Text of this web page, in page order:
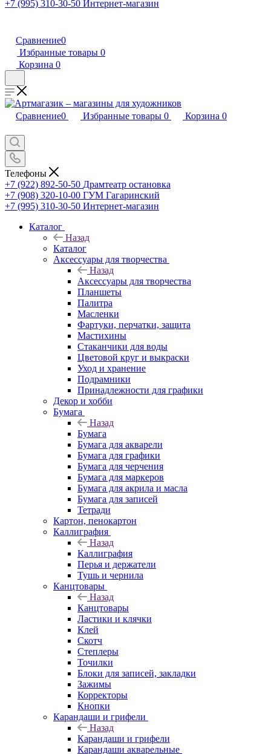
+7 (995) 310-30-50 Интернет-магазин
Сравнение0
Избранные товары 0
Корзина 0
Сравнение0 Избранные товары 0 Корзина 0
Телефоны
+7 (922) 892-50-50 Драмтеатр остановка
+7 (908) 320-10-00 ГУМ Гагаринский
+7 (995) 310-30-50 Интернет-магазин
Каталог
Назад
Каталог
Аксессуары для творчества
Назад
Аксессуары для творчества
Планшеты
Палитра
Масленки
Фартуки, перчатки, защита
Мастихины
Стаканчики для воды
Цветовой круг и выкраски
Уход и хранение
Подрамники
Принадлежности для графики
Декор и хобби
Бумага
Назад
Бумага
Бумага для акварели
Бумага для графики
Бумага для черчения
Бумага для маркеров
Бумага для акрила и масла
Бумага для записей
Тетради
Картон, пенокартон
Каллиграфия
Назад
Каллиграфия
Перья и держатели
Тушь и чернила
Канцтовары
Назад
Канцтовары
Ластики и клячки
Клей
Скотч
Степлеры
Точилки
Блоки для записей, закладки
Зажимы
Корректоры
Кнопки
Карандаши и грифели
Назад
Карандаши и грифели
Карандаши акварельные